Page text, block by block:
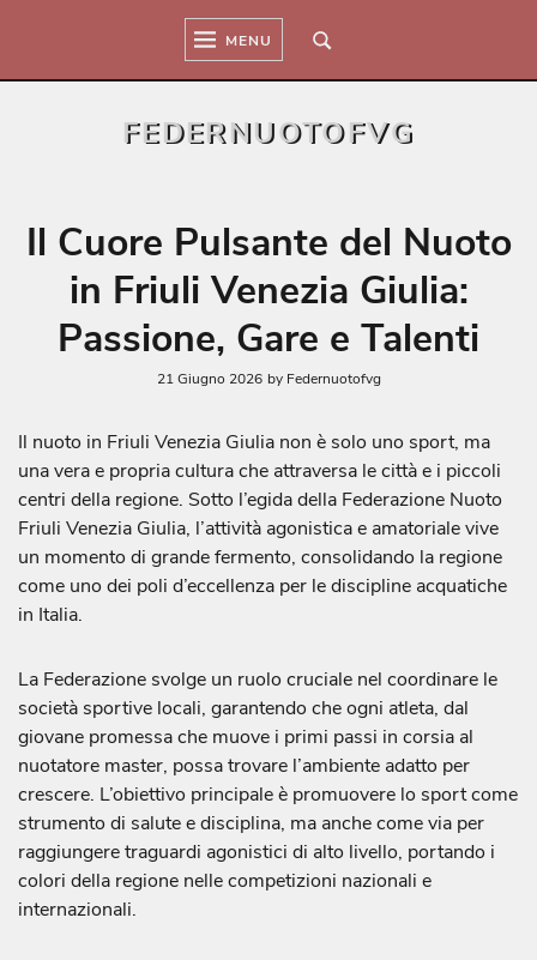
MENU
FEDERNUOTOFVG
Il Cuore Pulsante del Nuoto
in Friuli Venezia Giulia:
Passione, Gare e Talenti
21 Giugno 2026 by Federnuotofvg
Il nuoto in Friuli Venezia Giulia non è solo uno sport, ma
una vera e propria cultura che attraversa le città e i piccoli
centri della regione. Sotto l’egida della Federazione Nuoto
Friuli Venezia Giulia, l’attività agonistica e amatoriale vive
un momento di grande fermento, consolidando la regione
come uno dei poli d’eccellenza per le discipline acquatiche
in Italia.
La Federazione svolge un ruolo cruciale nel coordinare le
società sportive locali, garantendo che ogni atleta, dal
giovane promessa che muove i primi passi in corsia al
nuotatore master, possa trovare l’ambiente adatto per
crescere. L’obiettivo principale è promuovere lo sport come
strumento di salute e disciplina, ma anche come via per
raggiungere traguardi agonistici di alto livello, portando i
colori della regione nelle competizioni nazionali e
internazionali.